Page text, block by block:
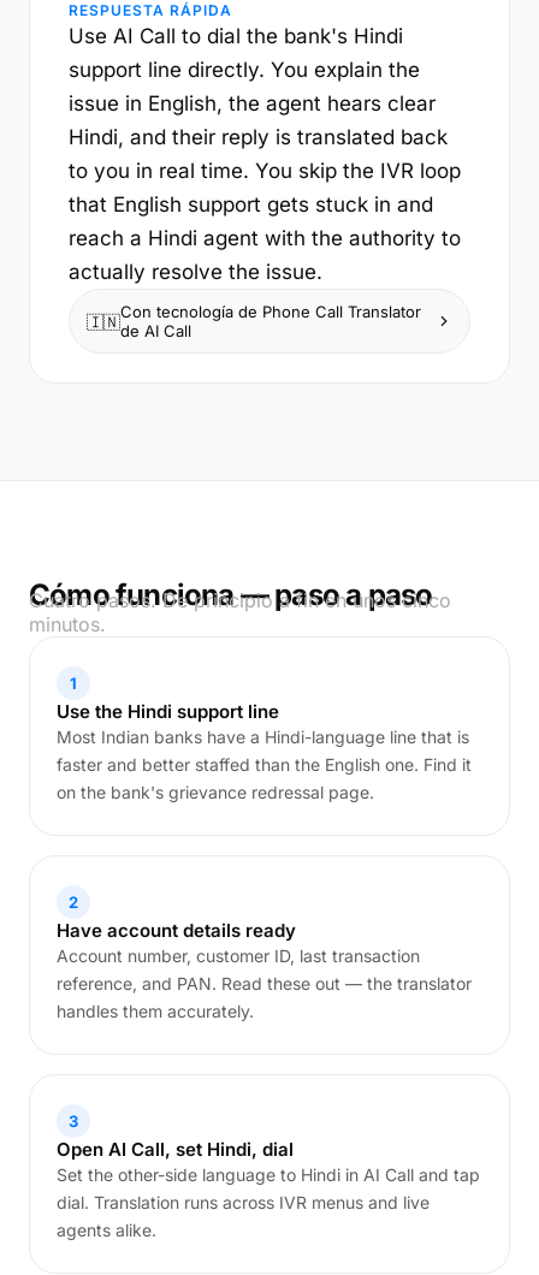
RESPUESTA RÁPIDA
Use AI Call to dial the bank's Hindi
support line directly. You explain the
issue in English, the agent hears clear
Hindi, and their reply is translated back
to you in real time. You skip the IVR loop
that English support gets stuck in and
reach a Hindi agent with the authority to
actually resolve the issue.
🇮🇳Con tecnología de Phone Call Translator
de AI Call
Cómo funciona — paso a paso
Cuatro pasos. De principio a fin en unos cinco
minutos.
1
Use the Hindi support line
Most Indian banks have a Hindi-language line that is
faster and better staffed than the English one. Find it
on the bank's grievance redressal page.
2
Have account details ready
Account number, customer ID, last transaction
reference, and PAN. Read these out — the translator
handles them accurately.
3
Open AI Call, set Hindi, dial
Set the other-side language to Hindi in AI Call and tap
dial. Translation runs across IVR menus and live
agents alike.